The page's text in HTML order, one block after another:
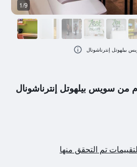
من سويس بيلهوتل إنترناشونال
1/9
بيلهوتل إنترناشونال